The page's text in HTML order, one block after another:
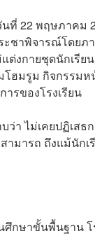
นที่ 22 พฤษภาค
ะชาพิจารณ์โดย
ต่งกายชุดนักเรี
ฮมรูม กิจกรรม
ารของโรงเรียน⁣
ว่า ไม่เคยปฏิเส
ามารถ ถึงแม้นั
กษาขั้นพื้นฐาน โ